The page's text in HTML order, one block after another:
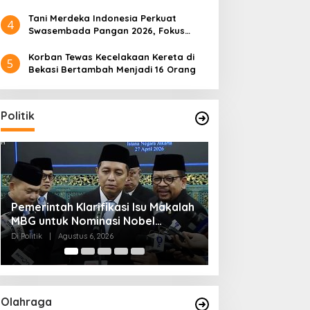
4
Tani Merdeka Indonesia Perkuat
Swasembada Pangan 2026, Fokus
5
Korban Tewas Kecelakaan Kereta di
Bekasi Bertambah Menjadi 16 Orang
Politik
Muktamar NU ke-35 di Jombang,
Panitia Siagakan 3 Posko
Kesehatan 24 Jam
Di Politik Agustus 6, 2026
Olahraga